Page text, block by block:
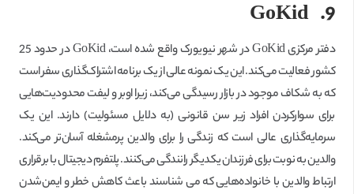
9.
GoKid
دفتر مرکزی GoKid در شهر نیویورک واقع شده است، GoKid در حدود 25
کشور فعالیت می‌کند. این یک نمونه عالی از یک برنامه اشتراک‌گذاری سفر است
که به شکاف موجود در بازار رسیدگی می‌کند، زیرا اوبر و لیفت محدودیت‌هایی
برای سوار‌کردن افراد زیر سن قانونی (به دلایل مسئولیت) دارند. این یک
سرمایه‌گذاری عالی است که زندگی را برای والدین پرمشغله آسان‌تر می‌کند.
والدین به نوبت برای فرزندان یکدیگر رانندگی می‌کنند. پلتفرم دیجیتال با برقراری
ارتباط والدین با خانواده‌هایی که می شناسند باعث کاهش خطر و ایمن‌شدن